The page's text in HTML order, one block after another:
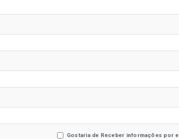
Gostaria de Receber informações por